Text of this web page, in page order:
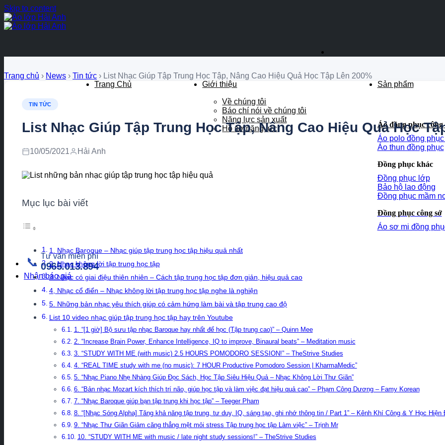
Skip to content
Trang Chủ Giới thiệu
Về chúng tôi
Báo chí nói về chúng tôi
Năng lực sản xuất
Hồ sơ năng lực
Sản phẩm
Áo đồng phục công
Áo polo đồng phục
Áo thun đồng phục
Đồng phục khác
Đồng phục lớp
Bảo hộ lao động
Đồng phục mầm
Đồng phục công sở
Áo sơ mi đồng
📞 Tư vấn miễn phí
0965.013.894
Nhận báo giá
Trang chủ › News › Tin tức › List Nhạc Giúp Tập Trung Học Tập, Nâng Cao Hiệu Quả Học Tập Lên 200%
TIN TỨC
List Nhạc Giúp Tập Trung Học Tập, Nâng Cao Hiệu Quả Học
10/05/2021 Hải Anh
Mục lục bài viết
1. Nhạc Baroque – Nhạc giúp tập trung học tập hiệu quả nhất
2. Nhạc không lời tập trung học tập
3. Nhạc có giai điệu thiên nhiên – Cách tập trung học tập đơn giản, hiệu quả cao
4, Nhạc cổ điển – Nhạc không lời tập trung học tập nghe là nghiện
5. Những bản nhạc yêu thích giúp có cảm hứng làm bài và tập trung cao độ
List 10 video nhạc giúp tập trung học tập hay trên Youtube
1. “[1 giờ] Bộ sưu tập nhạc Baroque hay nhất để học (Tập trung cao)” – Quinn Mee
2. “Increase Brain Power, Enhance Intelligence, IQ to improve, Binaural beats” – Meditation music
3. “STUDY WITH ME (with music) 2.5 HOURS POMODORO SESSION!” – TheStrive Studies
4. “REAL TIME study with me (no music): 7 HOUR Productive Pomodoro Session | KharmaMedic”
5. “Nhạc Piano Nhẹ Nhàng Giúp Đọc Sách, Học Tập Siêu Hiệu Quả – Nhạc Không Lời Thư Giãn”
6. “Bản nhạc Mozart kích thích trí não, giúp học tập và làm việc đạt hiệu quả cao” – Phạm Công Dương – Famy Korean
7. “Nhạc Baroque giúp bạn tập trung khi học tập” – Teeger Pham
8. “[Nhạc Sóng Alpha] Tăng khả năng tập trung, tư duy, IQ, sáng tạo, ghi nhớ thông tin / Part 1” – Kênh Khí Công & Y Học Hiện
9. “Nhạc Thư Giãn Giảm căng thẳng mệt mỏi stress Tập trung học tập Làm việc” – Trịnh Mr
10. “STUDY WITH ME with music / late night study sessions!” – TheStrive Studies